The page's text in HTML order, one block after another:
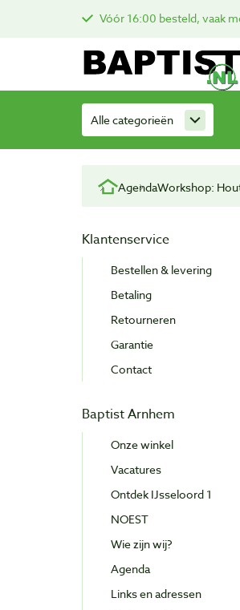
Vóór 16:00 besteld, vaak
Alle categorieën
AgendaWorkshop:
Klantenservice
Bestellen & levering
Betaling
Retourneren
Garantie
Contact
Baptist Arnhem
Onze winkel
Vacatures
Ontdek IJsseloord 1
NOEST
Wie zijn wij?
Agenda
Links en adressen